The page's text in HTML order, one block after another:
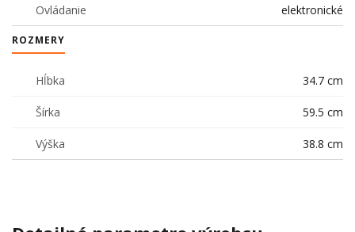
Ovládanie elektronické
ROZMERY
Hĺbka 34.7 cm
Šírka 59.5 cm
Výška 38.8 cm